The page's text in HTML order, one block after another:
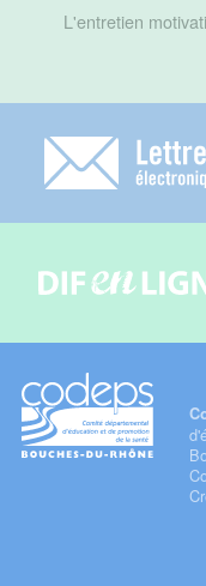
L'entretien